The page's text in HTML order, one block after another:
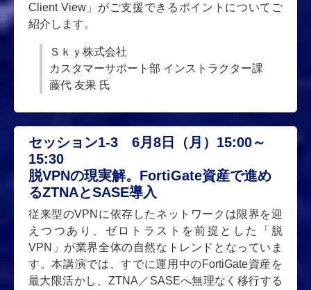
Client View」がご支援できるポイントについてご
紹介します。
Ｓｋｙ株式会社
カスタマーサポート部 インストラクター課
藤代 友果 氏
セッション1-3 6月8日（月）15:00～
15:30
脱VPNの現実解。FortiGate資産で進め
るZTNAとSASE導入
従来型のVPNに依存したネットワークは限界を迎
えつつあり、ゼロトラストを前提とした「脱
VPN」が業界全体の自然なトレンドとなっていま
す。本講演では、すでに運用中のFortiGate資産を
最大限活かし、ZTNA／SASEへ無理なく移行する